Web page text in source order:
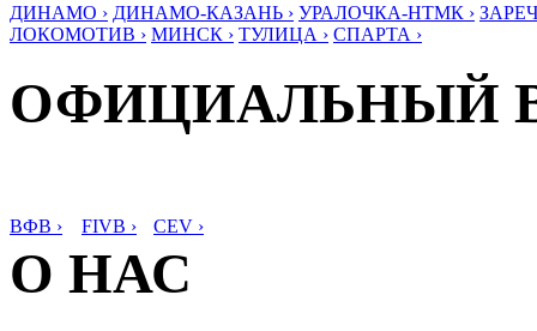
ДИНАМО › ДИНАМО-КАЗАНЬ › УРАЛОЧКА-НТМК ›
ЛОКОМОТИВ › МИНСК › ТУЛИЦА › СПАРТА ›
ОФИЦИАЛЬНЫЙ
ВФВ › FIVB › CEV ›
О НАС